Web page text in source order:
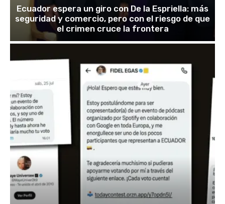
Ecuador espera un giro con De la Espriella: más
seguridad y comercio, pero con el riesgo de que
el crimen cruce la frontera